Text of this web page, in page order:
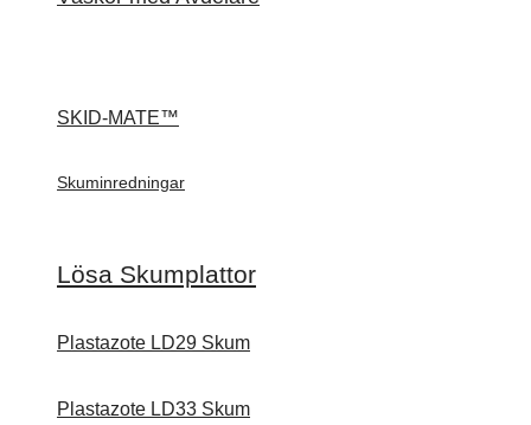
SKID-MATE™
Skuminredningar
Lösa Skumplattor
Plastazote LD29 Skum
Plastazote LD33 Skum